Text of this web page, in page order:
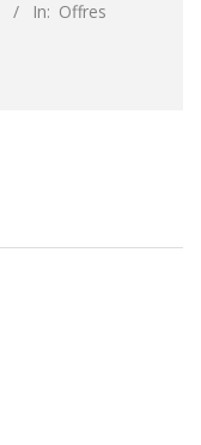
In: Offres